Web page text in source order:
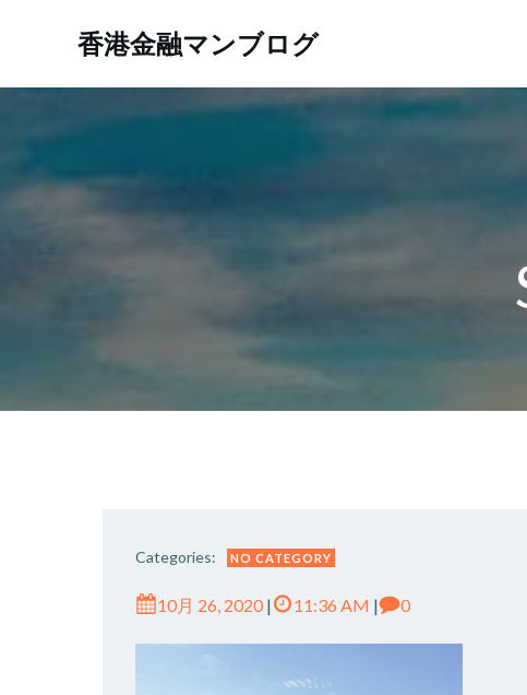
ン
キ
香港金融マンブログ
Categories: NO CATEGORY
10月 26, 2020 | 11:36 AM | 0